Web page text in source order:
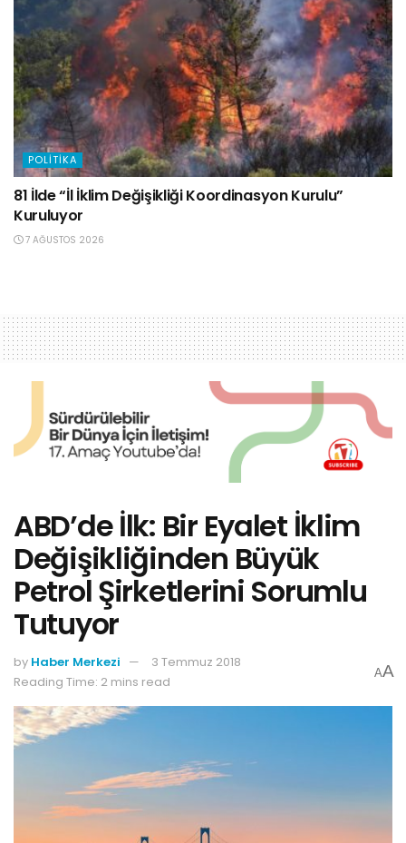
POLITIKA
81 İlde “İl İklim Değişikliği Koordinasyon Kurulu”
Kuruluyor
7 AĞUSTOS 2026
ABD’de İlk: Bir Eyalet İklim
Değişikliğinden Büyük
Petrol Şirketlerini Sorumlu
Tutuyor
by Haber Merkezi
3 Temmuz 2018
Reading Time: 2 mins read
AA